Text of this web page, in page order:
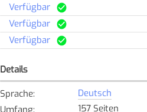
Verfügbar
Verfügbar
Verfügbar
Details
Sprache:
Deutsch
Umfang:
157 Seiten